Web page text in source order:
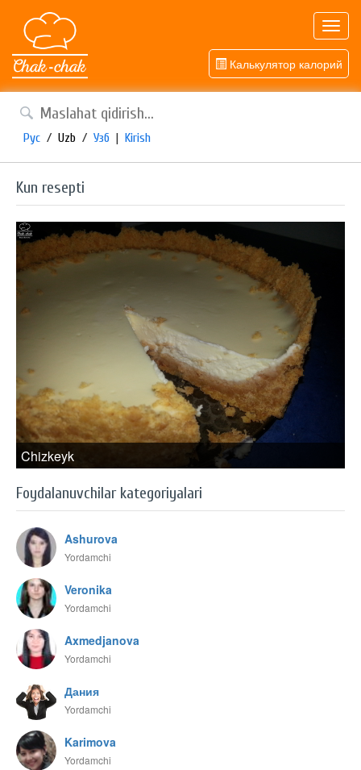
Калькулятор калорий
Рус / Uzb / Узб | Kirish
Kun resepti
Chizkeyk
Foydalanuvchilar kategoriyalari
Ashurova
Yordamchi
Veronika
Yordamchi
Axmedjanova
Yordamchi
Дания
Yordamchi
Karimova
Yordamchi